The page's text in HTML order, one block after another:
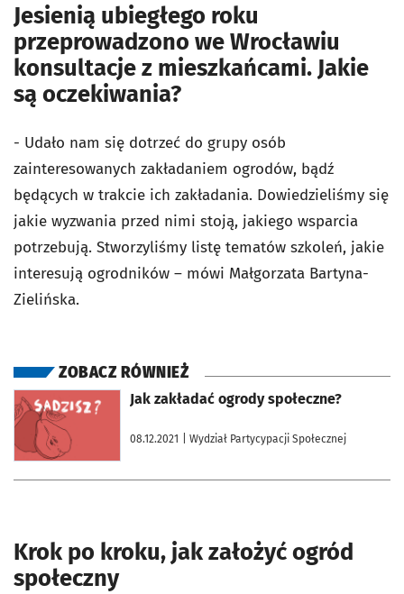
Jesienią ubiegłego roku
przeprowadzono we Wrocławiu
konsultacje z mieszkańcami. Jakie
są oczekiwania?
- Udało nam się dotrzeć do grupy osób
zainteresowanych zakładaniem ogrodów, bądź
będących w trakcie ich zakładania. Dowiedzieliśmy się
jakie wyzwania przed nimi stoją, jakiego wsparcia
potrzebują. Stworzyliśmy listę tematów szkoleń, jakie
interesują ogrodników – mówi Małgorzata Bartyna-
Zielińska.
ZOBACZ RÓWNIEŻ
Jak zakładać ogrody społeczne?
08.12.2021 | Wydział Partycypacji Społecznej
otworzy się w nowej karcie
Krok po kroku, jak założyć ogród
społeczny